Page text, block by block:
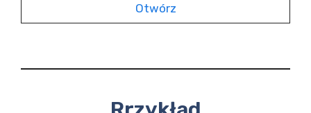
Otwórz